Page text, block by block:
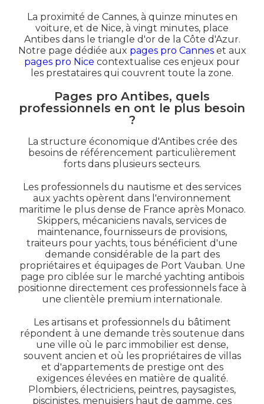
La proximité de Cannes, à quinze minutes en
voiture, et de Nice, à vingt minutes, place
Antibes dans le triangle d'or de la Côte d'Azur.
Notre page dédiée aux pages pro Canneset aux
pages pro Nice contextualise ces enjeux pour
les prestataires qui couvrent toute la zone.
Pages pro Antibes, quels
professionnels en ont le plus besoin
?
La structure économique d'Antibes crée des
besoins de référencement particulièrement
forts dans plusieurs secteurs.
Les professionnels du nautisme et des services
aux yachts opèrent dans l'environnement
maritime le plus dense de France après Monaco.
Skippers, mécaniciens navals, services de
maintenance, fournisseurs de provisions,
traiteurs pour yachts, tous bénéficient d'une
demande considérable de la part des
propriétaires et équipages de Port Vauban. Une
page pro ciblée sur le marché yachting antibois
positionne directement ces professionnels face à
une clientèle premium internationale.
Les artisans et professionnels du bâtiment
répondent à une demande très soutenue dans
une ville où le parc immobilier est dense,
souvent ancien et où les propriétaires de villas
et d'appartements de prestige ont des
exigences élevées en matière de qualité.
Plombiers, électriciens, peintres, paysagistes,
piscinistes, menuisiers haut de gamme, ces